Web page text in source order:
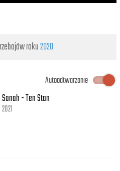
roku2020
Autoodtwarzanie
Sanah - Ten Stan
2021